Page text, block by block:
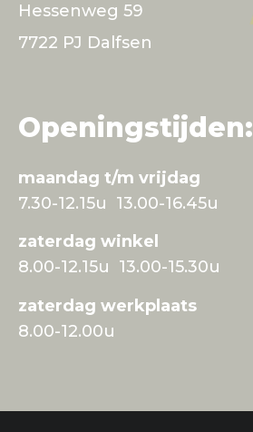
Hessenweg 59
7722 PJ Dalfsen
Openingstijden:
maandag t/m vrijdag
7.30-12.15u 13.00-16.45u
zaterdag winkel
8.00-12.15u 13.00-15.30u
zaterdag werkplaats
8.00-12.00u